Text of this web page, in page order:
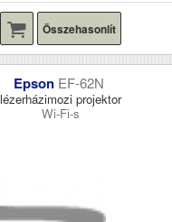
Összehasonlít
Epson EF-62N
lézerházimozi projektor
Wi-Fi-s